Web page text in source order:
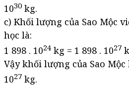
1030 kg.
c) Khối lượng của Sao Mộc
học là:
1 898 . 1024 kg = 1 898 . 1027
Vậy khối lượng của Sao Mộc
1027 kg.